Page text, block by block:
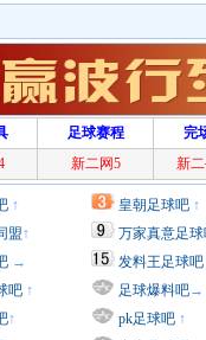
足球赛程
完
新二网5 新
↑
盟↑
→
吧 ↑
↑
皇朝足球吧 ↑
万家真意足
发料王足球吧
足球爆料吧→
pk足球吧 ↑